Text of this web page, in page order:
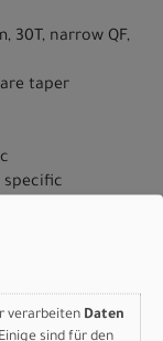
30T, narrow QF,
taper
specific
75´´, 30TPI
verarbeiten Daten
sind für den